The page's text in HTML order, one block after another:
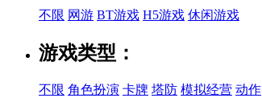
不限 网游 BT游戏 H5游戏 休闲游戏
游戏类型：
不限 角色扮演 卡牌 塔防 模拟经营 动作